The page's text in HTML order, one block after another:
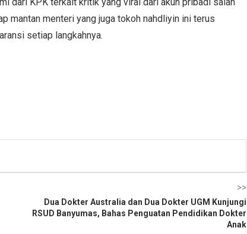
mantan menteri yang juga tokoh nahdliyin ini terus
setiap langkahnya.
>>
Dua Dokter Australia dan Dua Dokter UGM Kunjungi
RSUD Banyumas, Bahas Penguatan Pendidikan Dokter
Anak